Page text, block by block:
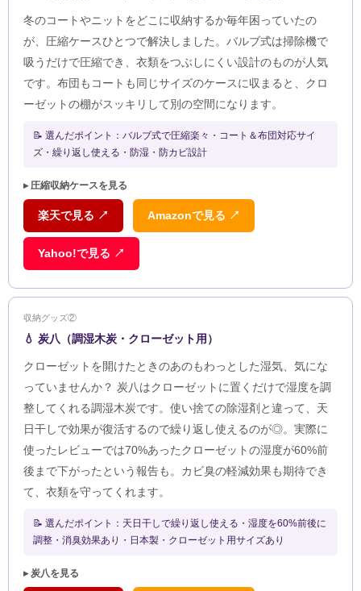
冬のコートやニットをどこに収納するか毎年困っていたの
が、圧縮ケースひとつで解決しました。バルブ式は掃除機で
吸うだけで圧縮でき、衣類をつぶしにくい設計のものが人気
です。布団もコートも同じサイズのケースに収まると、クロ
ーゼットの棚がスッキリして別の空間になります。
📝 選んだポイント：バルブ式で圧縮楽々・コート＆布団対応サイ
ズ・繰り返し使える・防湿・防カビ設計
▸ 圧縮収納ケースを見る
楽天で見る ↗ Amazonで見る ↗
Yahoo!で見る ↗
収納グッズ②
💧 炭八（調湿木炭・クローゼット用）
クローゼットを開けたときのあのもわっとした湿気、気にな
っていませんか？ 炭八はクローゼットに置くだけで湿度を調
整してくれる調湿木炭です。使い捨ての除湿剤と違って、天
日干しで効果が復活するので繰り返し使えるのが◎。実際に
使ったレビューでは70%あったクローゼットの湿度が60%前
後まで下がったという報告も。カビ臭の軽減効果も期待でき
て、衣類を守ってくれます。
📝 選んだポイント：天日干しで繰り返し使える・湿度を60%前後に
調整・消臭効果あり・日本製・クローゼット用サイズあり
▸ 炭八を見る